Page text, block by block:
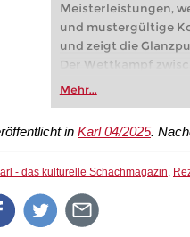
Meisterleistungen,
und mustergültige
und zeigt die
Der Wettkampf
Johannes Zukertort
als erster offizieller
Kostenloses
Restriktionsmethode
Kostenloses
Mehr...
in Karl 04/2025.
- das kulturelle Schachmagazin,